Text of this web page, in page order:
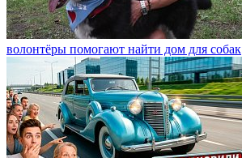
волонтёры помогают найти дом для собак